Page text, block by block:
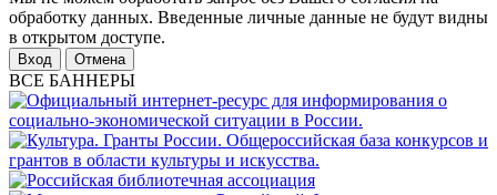
обработку данных. Введенные личные данные не будут видны
в открытом доступе.
Отмена
ВСЕ БАННЕРЫ